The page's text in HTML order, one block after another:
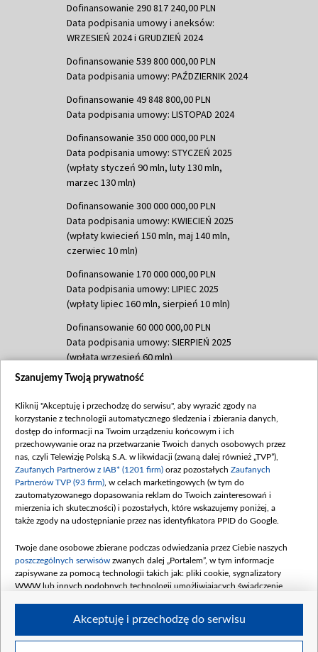
Dofinansowanie 290 817 240,00 PLN
Data podpisania umowy i aneksów:
WRZESIEŃ 2024 i GRUDZIEŃ 2024
Dofinansowanie 539 800 000,00 PLN
Data podpisania umowy: PAŹDZIERNIK 2024
Dofinansowanie 49 848 800,00 PLN
Data podpisania umowy: LISTOPAD 2024
Dofinansowanie 350 000 000,00 PLN
Data podpisania umowy: STYCZEŃ 2025
(wpłaty styczeń 90 mln, luty 130 mln,
marzec 130 mln)
Dofinansowanie 300 000 000,00 PLN
Data podpisania umowy: KWIECIEŃ 2025
(wpłaty kwiecień 150 mln, maj 140 mln,
czerwiec 10 mln)
Dofinansowanie 170 000 000,00 PLN
Data podpisania umowy: LIPIEC 2025
(wpłaty lipiec 160 mln, sierpień 10 mln)
Dofinansowanie 60 000 000,00 PLN
Data podpisania umowy: SIERPIEŃ 2025
(wpłata wrzesień 60 mln)
Dofinansowanie 635 783 051,21 PLN
(wpłata wrzesień 100 mln, październik 350
mln, listopad 265 mln)
Dofinansowanie 48 862 000,00 PLN
Data podpisania umowy: GRUDZIEŃ 2025
(wpłata grudzień 60,548 mln)
Dofinansowanie 900 000 000,00 PLN
Data podpisania umowy: LUTY 2026 (wpłata
kwiecień 180 mln, 7 maja 180 mln, 8
czerwca 90 mln)
Dofinansowanie 250 000 000,00 PLN
4 sierpnia 250 mln
Szanujemy Twoją prywatność
Kliknij "Akceptuję i przechodzę do serwisu", aby wyrazić zgody na
korzystanie z technologii automatycznego śledzenia i zbierania danych,
dostęp do informacji na Twoim urządzeniu końcowym i ich
przechowywanie oraz na przetwarzanie Twoich danych osobowych przez
nas, czyli Telewizję Polską S.A. w likwidacji (zwaną dalej również „TVP”),
Zaufanych Partnerów z IAB* (1201 firm) oraz pozostałych Zaufanych
Partnerów TVP (93 firm) , w celach marketingowych (w tym do
zautomatyzowanego dopasowania reklam do Twoich zainteresowań i
mierzenia ich skuteczności) i pozostałych, które wskazujemy poniżej, a
także zgody na udostępnianie przez nas identyfikatora PPID do Google.
Twoje dane osobowe zbierane podczas odwiedzania przez Ciebie naszych
poszczególnych serwisów zwanych dalej „Portalem”, w tym informacje
zapisywane za pomocą technologii takich jak: pliki cookie, sygnalizatory
WWW lub innych podobnych technologii umożliwiających świadczenie
Akceptuję i przechodzę do serwisu